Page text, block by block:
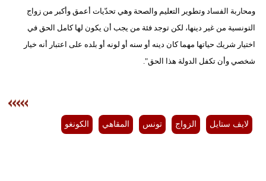
ومحاربة الفساد وتطوير التعليم والصحة وهي تحدّيات أعمق وأكبر من زواج
التونسية من غير دينها، لكن توجد فئة من يجب أن يكون لها كامل الحق في
اختيار شريك حياتها مهما كان دينه أو سنه أو لونه أو بلده على اعتبار أنه خيار
شخصي وأن تكفل الدولة هذا الحق".​​
لايف ستايل الزواج تونس المقاهي الكونغو